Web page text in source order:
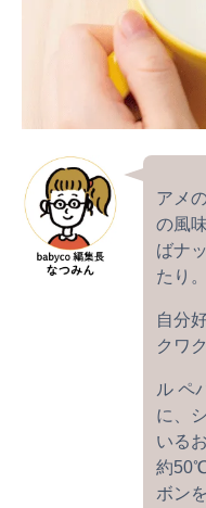
アメ
の風
ばナ
たり。
自分
クワ
ル ペ
に、
いる
約
ボン